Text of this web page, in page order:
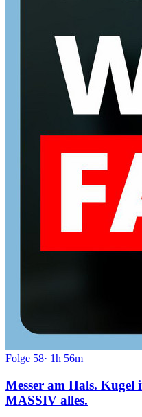
Folge 58· 1h 56m
Messer am Hals. Kugel
MASSIV alles.